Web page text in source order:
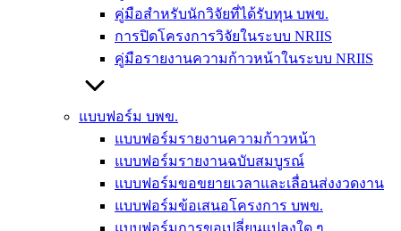
คู่มือสำหรับนักวิจัยที่ได้รับทุน บพข.
การปิดโครงการวิจัยในระบบ NRIIS
คู่มือรายงานความก้าวหน้าในระบบ NRIIS
แบบฟอร์ม บพข.
แบบฟอร์มรายงานความก้าวหน้า
แบบฟอร์มรายงานฉบับสมบูรณ์
แบบฟอร์มขอขยายเวลาและเลื่อนส่งงวดงาน
แบบฟอร์มข้อเสนอโครงการ บพข.
แบบฟอร์มการขอเปลี่ยนแปลงใด ๆ